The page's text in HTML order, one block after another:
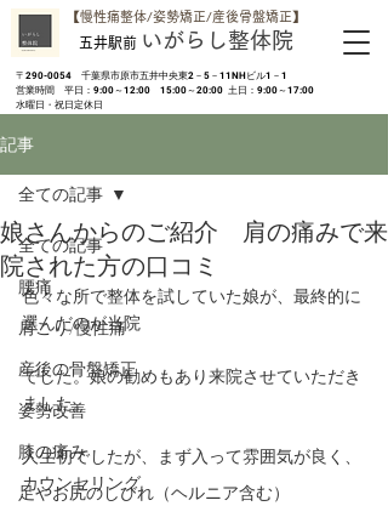
​【慢性痛整体/姿勢矯正/産後骨盤矯正】
五井駅前 いがらし整体院
​〒290-0054 千葉県市原市五井中央東2－5－11NHビル1－1
営業時間 平日：9:00～12:00 15:00～20:00 土日：9:00～17:00
​水曜日・祝日定休日
記事
全ての記事
腰痛
肩こり/慢性痛
産後の骨盤矯正
姿勢改善
膝の痛み
足やお尻のしびれ（ヘルニア含む）
全ての記事
娘さんからのご紹介 肩の痛みで来
院された方の口コミ
色々な所で整体を試していた娘が、最終的に
選んだのが当院
でした。娘の勧めもあり来院させていただき
ました。
人生初でしたが、まず入って雰囲気が良く、
カウンセリング